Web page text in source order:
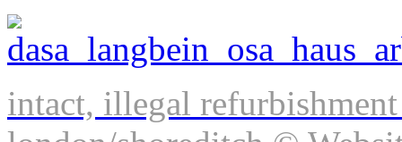
intact, illegal